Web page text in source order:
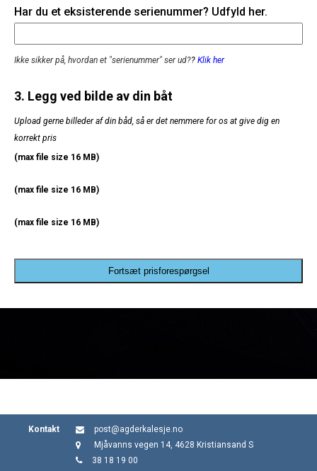
Har du et eksisterende serienummer? Udfyld her.
Ikke sikker på, hvordan et "serienummer" ser ud?? Klik her
3. Legg ved bilde av din båt
Upload gerne billeder af din båd, så er det nemmere for os at give dig en
korrekt pris
(max file size 16 MB)
(max file size 16 MB)
(max file size 16 MB)
Fortsæt prisforespørgsel
Kontakt
post@agderkalesje.no
Mjåvanns vegen 14, 4628 Kristiansand S
38 18 19 00